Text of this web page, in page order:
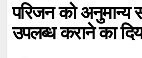
परिजन को अनुमान्य
उपलब्ध कराने का